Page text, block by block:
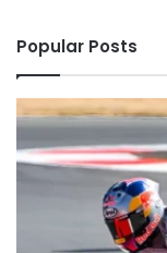
Popular Posts